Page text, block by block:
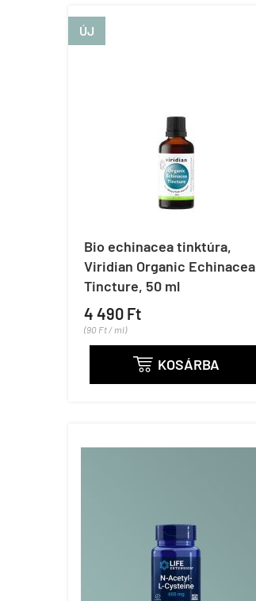
ÚJ
Bio echinacea tinktúra,
Viridian Organic Echinacea
Tincture, 50 ml
4 490 Ft
(90 Ft / ml)
 KOSÁRBA